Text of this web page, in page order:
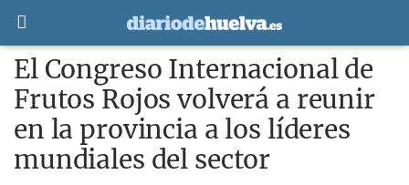
El Congreso Internacional de
Frutos Rojos volverá a reunir
en la provincia a los líderes
mundiales del sector